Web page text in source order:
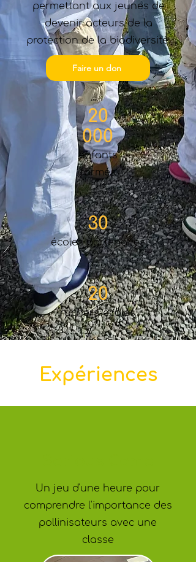
permettant aux jeunes de
devenir acteurs de la
protection de la biodiversité.
Faire un don
20
000
enfants
formés
30
écoles partenaires
20
ruchers-écoles
Expériences
Un jeu d'une heure pour
comprendre l'importance des
pollinisateurs avec une
classe